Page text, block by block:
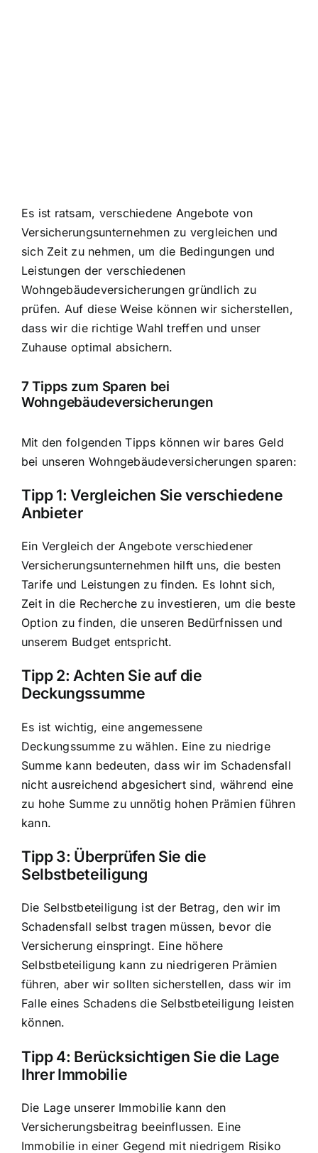
Es ist ratsam, verschiedene Angebote von
Versicherungsunternehmen zu vergleichen und
sich Zeit zu nehmen, um die Bedingungen und
Leistungen der verschiedenen
Wohngebäudeversicherungen gründlich zu
prüfen. Auf diese Weise können wir sicherstellen,
dass wir die richtige Wahl treffen und unser
Zuhause optimal absichern.
7 Tipps zum Sparen bei
Wohngebäudeversicherungen
Mit den folgenden Tipps können wir bares Geld
bei unseren Wohngebäudeversicherungen sparen:
Tipp 1: Vergleichen Sie verschiedene
Anbieter
Ein Vergleich der Angebote verschiedener
Versicherungsunternehmen hilft uns, die besten
Tarife und Leistungen zu finden. Es lohnt sich,
Zeit in die Recherche zu investieren, um die beste
Option zu finden, die unseren Bedürfnissen und
unserem Budget entspricht.
Tipp 2: Achten Sie auf die
Deckungssumme
Es ist wichtig, eine angemessene
Deckungssumme zu wählen. Eine zu niedrige
Summe kann bedeuten, dass wir im Schadensfall
nicht ausreichend abgesichert sind, während eine
zu hohe Summe zu unnötig hohen Prämien führen
kann.
Tipp 3: Überprüfen Sie die
Selbstbeteiligung
Die Selbstbeteiligung ist der Betrag, den wir im
Schadensfall selbst tragen müssen, bevor die
Versicherung einspringt. Eine höhere
Selbstbeteiligung kann zu niedrigeren Prämien
führen, aber wir sollten sicherstellen, dass wir im
Falle eines Schadens die Selbstbeteiligung leisten
können.
Tipp 4: Berücksichtigen Sie die Lage
Ihrer Immobilie
Die Lage unserer Immobilie kann den
Versicherungsbeitrag beeinflussen. Eine
Immobilie in einer Gegend mit niedrigem Risiko